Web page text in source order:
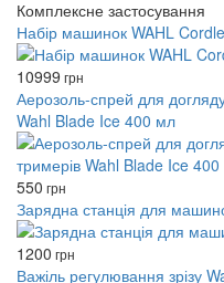
Комплексне застосування
Набір машинок WAHL
10999 грн
Аерозоль-спрей для
Wahl Blade Ice 400 мл
550 грн
Зарядна станція для
1200 грн
Важіль регулювання зрізу